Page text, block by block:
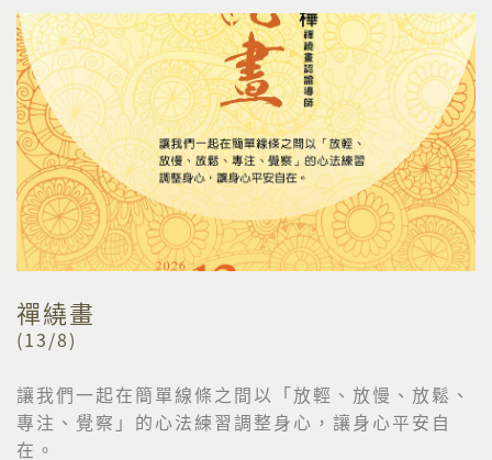
禪繞畫
(13/8)
讓我們一起在簡單線條之間以「放輕、放慢、放鬆、
專注、覺察」的心法練習調整身心，讓身心平安自
在。